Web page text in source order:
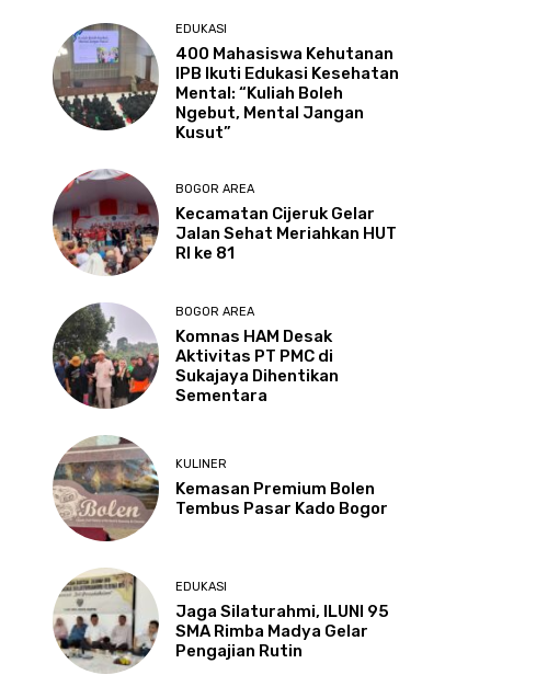
EDUKASI
400 Mahasiswa Kehutanan
IPB Ikuti Edukasi Kesehatan
Mental: “Kuliah Boleh
Ngebut, Mental Jangan
Kusut”
BOGOR AREA
Kecamatan Cijeruk Gelar
Jalan Sehat Meriahkan HUT
RI ke 81
BOGOR AREA
Komnas HAM Desak
Aktivitas PT PMC di
Sukajaya Dihentikan
Sementara
KULINER
Kemasan Premium Bolen
Tembus Pasar Kado Bogor
EDUKASI
Jaga Silaturahmi, ILUNI 95
SMA Rimba Madya Gelar
Pengajian Rutin